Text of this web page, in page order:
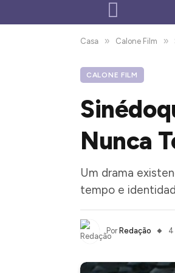
Casa » Calone Film »
CALONE FILM
Nunca
Um drama
tempo e
Por Redação 4